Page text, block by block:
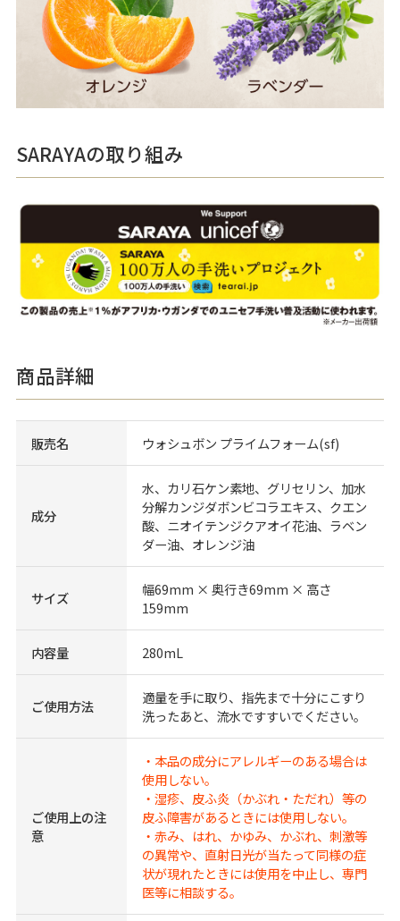
SARAYAの取り組み
商品詳細
販売名 ウォシュボン プライムフォーム(sf)
成分
水、カリ石ケン素地、グリセリン、加水
分解カンジダボンビコラエキス、クエン
酸、ニオイテンジクアオイ花油、ラベン
ダー油、オレンジ油
サイズ
幅69mm × 奥行き69mm × 高さ
159mm
内容量 280mL
ご使用方法
適量を手に取り、指先まで十分にこすり
洗ったあと、流水ですすいでください。
ご使用上の注
意
・本品の成分にアレルギーのある場合は
使用しない。
・湿疹、皮ふ炎（かぶれ・ただれ）等の
皮ふ障害があるときには使用しない。
・赤み、はれ、かゆみ、かぶれ、刺激等
の異常や、直射日光が当たって同様の症
状が現れたときには使用を中止し、専門
医等に相談する。